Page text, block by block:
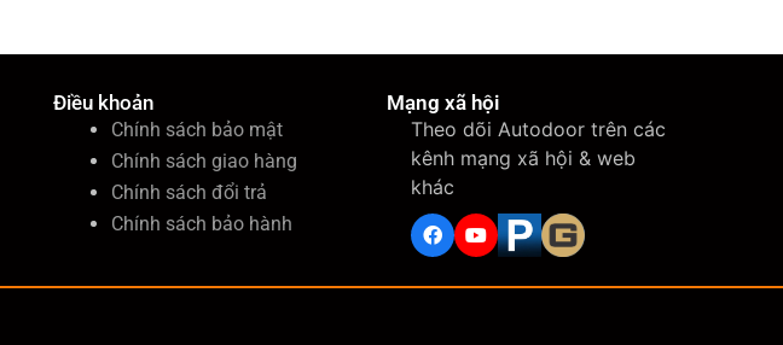
Điều khoản
Chính sách bảo mật
Chính sách giao hàng
Chính sách đổi trả
Chính sách bảo hành
Mạng xã hội
Theo dõi Autodoor trên các
kênh mạng xã hội & web
khác